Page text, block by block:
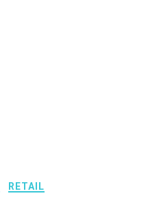
RETAIL